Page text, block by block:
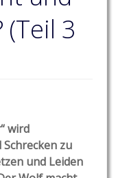
3
wird
zu
und Leiden